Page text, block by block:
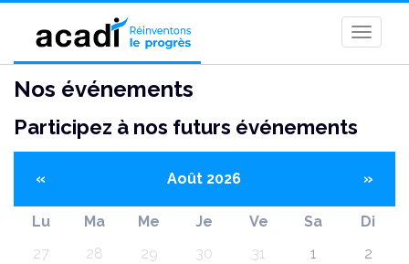
Toggle
Nos événements
Participez à nos futurs événements
« Août 2026 »
Lu Ma Me Je Ve Sa
Di
27
28 29 30 31 1
2